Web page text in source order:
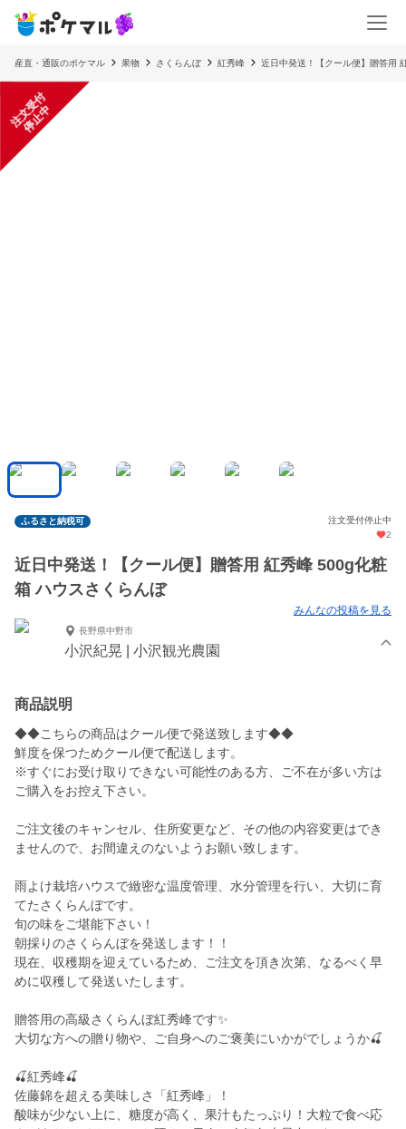
産直・通販のポケマル 果物 さくらんぼ 紅秀峰 近日中発送！【クール便】贈答用
注
文
受
付
停
止
中
ふるさと納税可
注文受付停止中
2
近日中発送！【クール便】贈答用 紅秀峰 500g化粧
箱 ハウスさくらんぼ
みんなの投稿を見る
長野県中野市
小沢紀晃 | 小沢観光農園
商品説明
◆◆こちらの商品はクール便で発送致します◆◆
鮮度を保つためクール便で配送します。
※すぐにお受け取りできない可能性のある方、ご不在が多い方は
ご購入をお控え下さい。
ご注文後のキャンセル、住所変更など、その他の内容変更はでき
ませんので、お間違えのないようお願い致します。
雨よけ栽培ハウスで緻密な温度管理、水分管理を行い、大切に育
てたさくらんぼです。
旬の味をご堪能下さい！
朝採りのさくらんぼを発送します！！
現在、収穫期を迎えているため、ご注文を頂き次第、なるべく早
めに収穫して発送いたします。
贈答用の高級さくらんぼ紅秀峰です✨
大切な方への贈り物や、ご自身へのご褒美にいかがでしょうか🍒
🍒紅秀峰🍒
佐藤錦を超える美味しさ「紅秀峰」！
酸味が少ない上に、糖度が高く、果汁もたっぷり！大粒で食べ応